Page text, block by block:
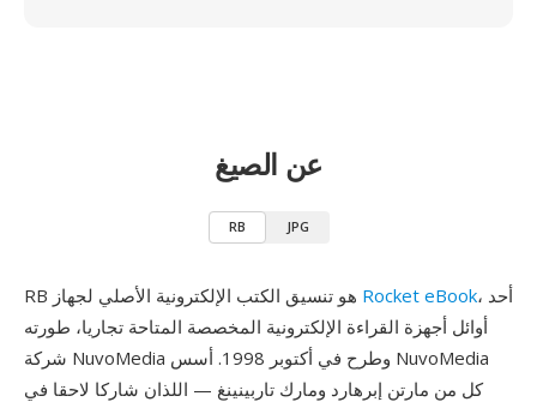
عن الصيغ
RB JPG
Rocket eBook، أحد
أوائل أجهزة القراءة الإلكترونية المخصصة المتاحة تجاريا، طورته
شركة NuvoMedia وطرح في أكتوبر 1998. أسس NuvoMedia
كل من مارتن إبرهارد ومارك تاربينينغ — اللذان شاركا لاحقا في